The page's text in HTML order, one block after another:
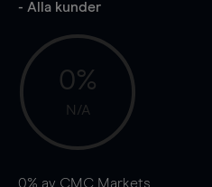
- Alla kunder
0%
N/A
0% av CMC Markets